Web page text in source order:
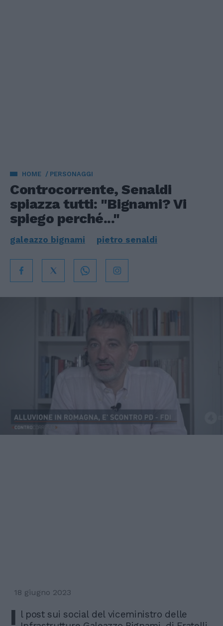
HOME PERSONAGGI
Controcorrente, Senaldi
spiazza tutti: "Bignami? Vi
spiego perché..."
galeazzo bignami pietro senaldi
18 giugno 2023
I l post sui social del viceministro delle